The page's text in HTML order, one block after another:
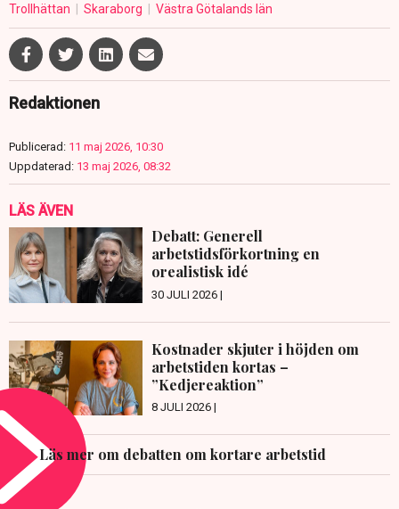
Trollhättan
Skaraborg Västra Götalands län
Redaktionen
Publicerad: 11 maj 2026, 10:30
Uppdaterad: 13 maj 2026, 08:32
LÄS ÄVEN
Debatt: Generell
arbetstidsförkortning en
orealistisk idé
30 JULI 2026 |
Kostnader skjuter i höjden om
arbetstiden kortas –
”Kedjereaktion”
8 JULI 2026 |
Läs mer om debatten om kortare arbetstid